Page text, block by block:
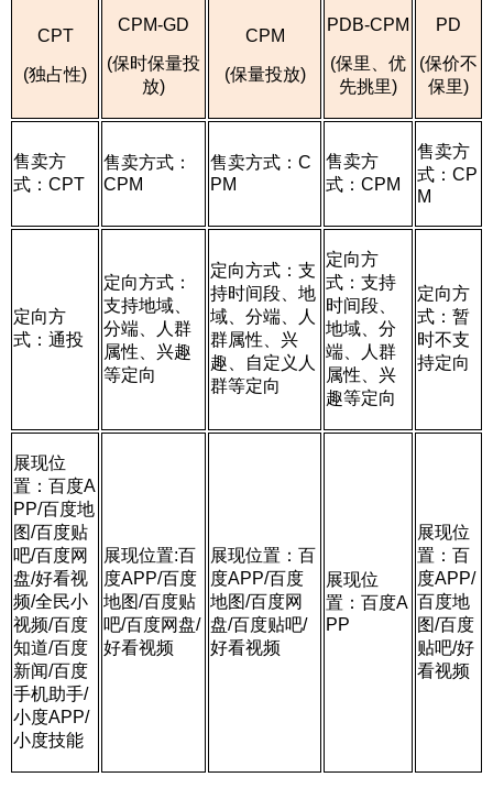
CPT
(独占性)
CPM-GD
(保时保量投
放)
CPM
(保量投放)
PDB-CPM
(保里、优
先挑里)
PD
(保价不
保里)
售卖方
式：CPT
售卖方式：
CPM
售卖方式：C
PM
售卖方
式：CPM
售卖方
式：CP
M
定向方
式：通投
定向方式：
支持地域、
分端、人群
属性、兴趣
等定向
定向方式：支
持时间段、 地
域、分端、人
群属性、 兴
趣、自定义人
群等定向
定向方
式：支持
时间段、
地域、分
端、人群
属性、 兴
趣等定向
定向方
式：暂
时不支
持定向
展现位
置：百度A
PP/百度地
图/百度贴
吧/百度网
盘/好看视
频/全民小
视频/百度
知道/百度
新闻/百度
手机助手/
小度APP/
小度技能
展现位置:百
度APP/百度
地图/百度贴
吧/百度网盘/
好看视频
展现位置：百
度APP/百度
地图/百度网
盘/百度贴吧/
好看视频
展现位
置：百度A
PP
展现位
置：百
度APP/
百度地
图/百度
贴吧/好
看视频